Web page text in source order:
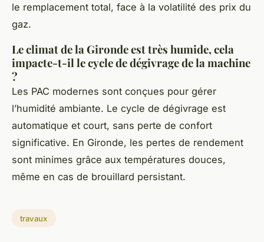
le remplacement total, face à la volatilité des prix du
gaz.
Le climat de la Gironde est très humide, cela
impacte-t-il le cycle de dégivrage de la machine
?
Les PAC modernes sont conçues pour gérer
l’humidité ambiante. Le cycle de dégivrage est
automatique et court, sans perte de confort
significative. En Gironde, les pertes de rendement
sont minimes grâce aux températures douces,
même en cas de brouillard persistant.
travaux